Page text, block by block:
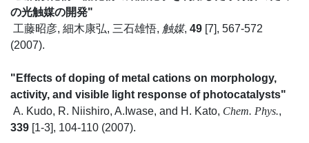
の光触媒の開発"
工藤昭彦, 細木康弘, 三石雄悟, 触媒, 49 [7], 567-572
(2007).
"Effects of doping of metal cations on morphology,
activity, and visible light response of photocatalysts"
A. Kudo, R. Niishiro, A.Iwase, and H. Kato, Chem. Phys.,
339 [1-3], 104-110 (2007).